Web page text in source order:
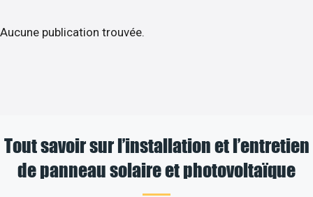
Aucune publication trouvée.
Tout savoir sur l’installation et l’entretien
de panneau solaire et photovoltaïque